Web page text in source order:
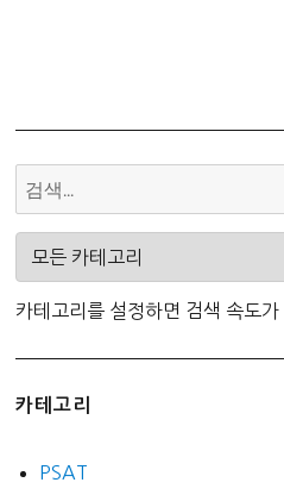
카테고리를 설정하면 검색 속도가
카테고리
PSAT